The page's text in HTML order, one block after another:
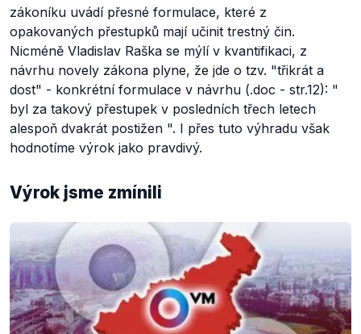
zákoníku uvádí přesné formulace, které z
opakovaných přestupků mají učinit trestný čin.
Nicméně Vladislav Raška se mýlí v kvantifikaci, z
návrhu novely zákona plyne, že jde o tzv. "třikrát a
dost" - konkrétní formulace v návrhu (.doc - str.12): "
byl za takový přestupek v posledních třech letech
alespoň dvakrát postižen ". I přes tuto výhradu však
hodnotíme výrok jako pravdivý.
Výrok jsme zmínili